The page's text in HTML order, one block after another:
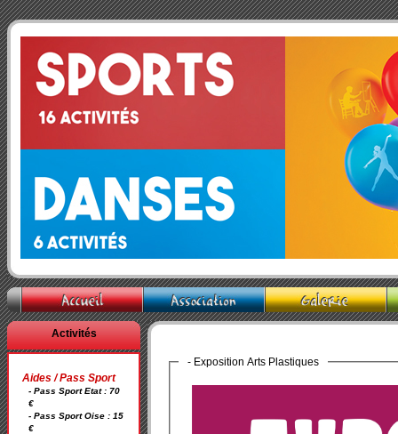
Activités
Aides / Pass Sport
- Pass Sport Etat : 70
€
- Pass Sport Oise : 15
€
- Exposition Arts Plastiques